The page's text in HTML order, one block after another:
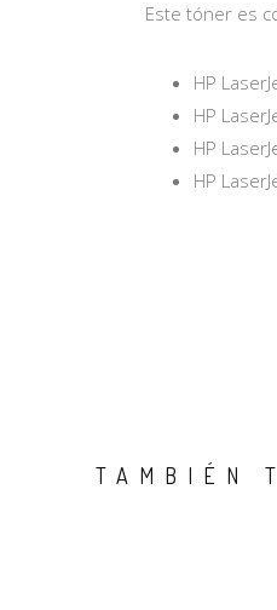
Este tóner es
HP
HP
HP
HP
TAMBIÉN